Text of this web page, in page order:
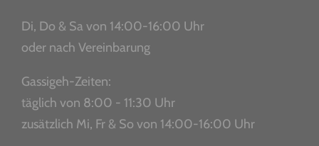
Di, Do & Sa von 14:00-16:00 Uhr
oder nach Vereinbarung
Gassigeh-Zeiten:
täglich von 8:00 - 11:30 Uhr
zusätzlich Mi, Fr & So von 14:00-16:00 Uhr